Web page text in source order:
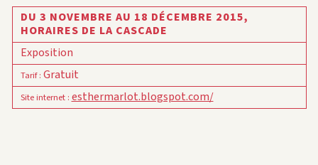
DU 3 NOVEMBRE AU 18 DÉCEMBRE 2015,
HORAIRES DE LA CASCADE
Exposition
Tarif: Gratuit
Site internet : esthermarlot.blogspot.com/